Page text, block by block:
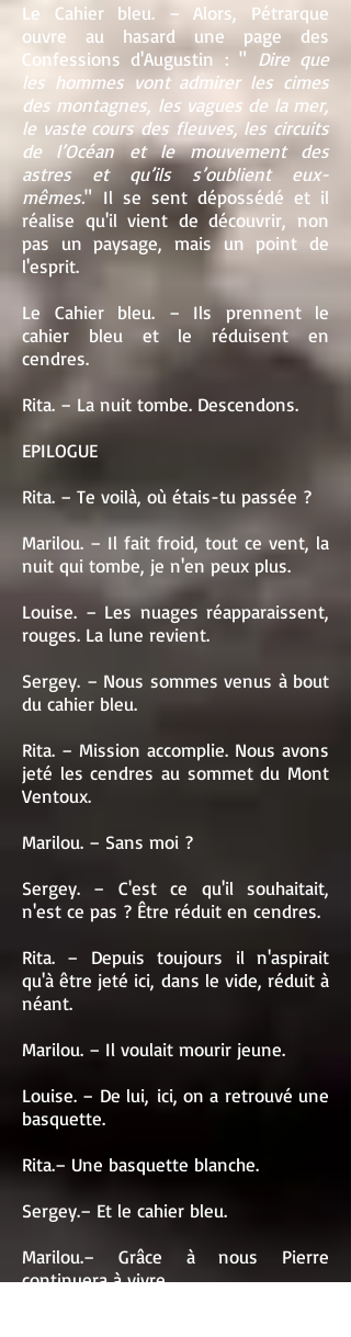
Le Cahier bleu. – Alors, Pétrarque
ouvre au hasard une page des
Confessions d'Augustin : " Dire que
les hommes vont admirer les cimes
des montagnes, les vagues de la mer,
le vaste cours des fleuves, les circuits
de l’Océan et le mouvement des
astres et qu’ils s’oublient eux-
mêmes." Il se sent dépossédé et il
réalise qu'il vient de découvrir, non
pas un paysage, mais un point de
l'esprit.
Le Cahier bleu. – Ils prennent le
cahier bleu et le réduisent en
cendres.
Rita. – La nuit tombe. Descendons.
EPILOGUE
Rita. – Te voilà, où étais-tu passée ?
Marilou. – Il fait froid, tout ce vent, la
nuit qui tombe, je n'en peux plus.
Louise. – Les nuages réapparaissent,
rouges. La lune revient.
Sergey. – Nous sommes venus à bout
du cahier bleu.
Rita. – Mission accomplie. Nous avons
jeté les cendres au sommet du Mont
Ventoux.
Marilou. – Sans moi ?
Sergey. – C'est ce qu'il souhaitait,
n'est ce pas ? Être réduit en cendres.
Rita. – Depuis toujours il n'aspirait
qu'à être jeté ici, dans le vide, réduit à
néant.
Marilou. – Il voulait mourir jeune.
Louise. – De lui, ici, on a retrouvé une
basquette.
Rita.– Une basquette blanche.
Sergey.– Et le cahier bleu.
Marilou.– Grâce à nous Pierre
continuera à vivre.